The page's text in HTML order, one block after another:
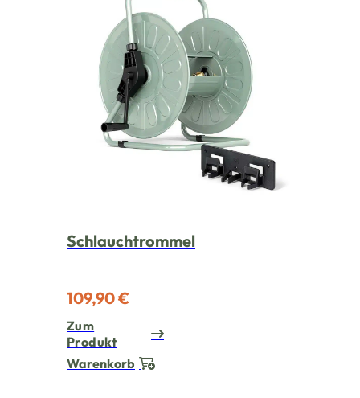
Schlauchtrommel
109,90 €
Zum
Produkt
Warenkorb